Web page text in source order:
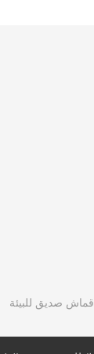
قماش صديق للبيئة